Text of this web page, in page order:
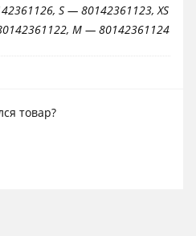
S — 80142361123, XS
M — 80142361124
товар?